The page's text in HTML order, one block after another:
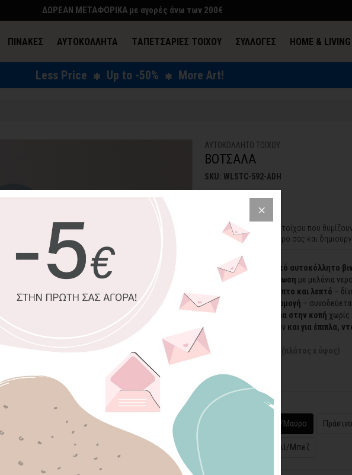
ΔΩΡΕΑΝ ΜΕΤΑΦΟΡΙΚΑ με αγορές άνω των 200€
ΠΙΝΑΚΕΣ ΑΥΤΟΚΟΛΛΗΤΑ TΑΠΕΤΣΑΡΙΕΣ ΤΟΙΧΟΥ ΣΥΛΛΟΓΕΣ HOME & LIVING
ΕΝΔΥΣΗ & ΑΞΕΣΟΥΑΡ
Less Price Up to -50% More Art!
ΑΥΤΟΚΟΛΛΗΤΟ ΤΟΙΧΟΥ
ΒΟΤΣΑΛΑ
SKU: WLSTC-592-ADH
54,67€
Μίνιμαλ αυτοκόλλητα τοίχου που
που ταιριάζει στον χώρο σας και
Premium
ματ λευκό αυτοκόλλητο
Οικολογική εκτύπωση με μελάνια
Αδιάβροχο, εύκαμπτο και λεπτό –
Εύκολο στην εφαρμογή –
Ποιοτικό φινίρισμα στην κοπή χωρίς
Κατάλληλο επιπλέον και για έπιπλα,
Επιλέξτε διαστάσεις (πλάτος x ύψος)
Επιλέξτε Χρώμα
Καφέ/Γκρι/Γαλάζιο/Μαύρο
Τυρκουάζ/Πορτοκαλί/Μπεζ